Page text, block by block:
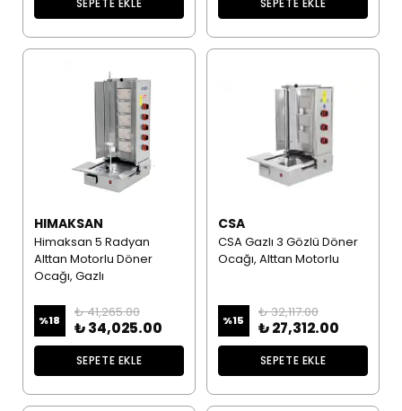
HIMAKSAN
Himaksan 5 Radyan
Alttan Motorlu Döner
Ocağı, Gazlı
%18
₺ 41,265.00
₺ 34,025.00
SEPETE EKLE
CSA
CSA Gazlı 3 Gözlü Döner
Ocağı, Alttan Motorlu
%15
₺ 32,117.00
₺ 27,312.00
SEPETE EKLE